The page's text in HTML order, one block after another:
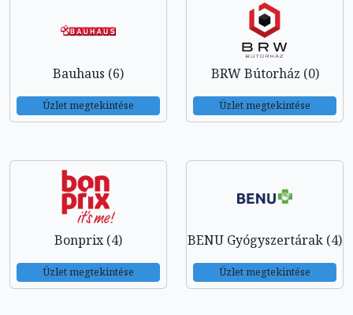
Bauhaus (6)
Üzlet megtekintése
BRW Bútorház (0)
Üzlet megtekintése
Bonprix (4)
Üzlet megtekintése
BENU Gyógyszertárak (4)
Üzlet megtekintése